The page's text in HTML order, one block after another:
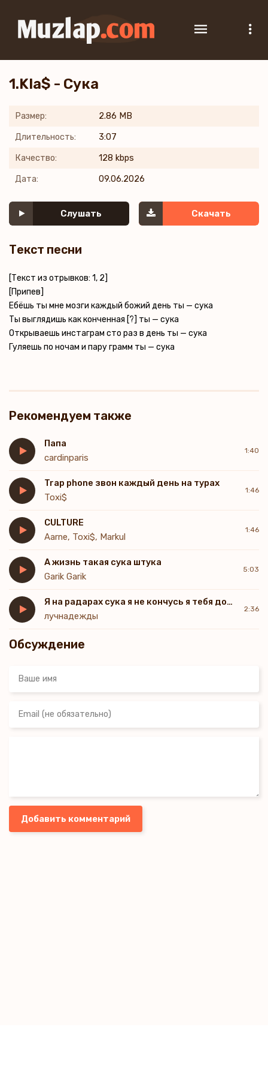
1.Kla$ - Сука
Размер: 2.86 MB
Длительность: 3:07
Качество: 128 kbps
Дата: 09.06.2026
Слушать Скачать
Текст песни
[Текст из отрывков: 1, 2]
[Припев]
Ебёшь ты мне мозги каждый божий день ты — сука
Ты выглядишь как конченная [?] ты — сука
Открываешь инстаграм сто раз в день ты — сука
Гуляешь по ночам и пару грамм ты — сука
Рекомендуем также
Папа
cardinparis
1:40
Trap phone звон каждый день на турах
Toxi$
1:46
CULTURE
Aarne, Toxi$, Markul
1:46
А жизнь такая сука штука
Garik Garik
5:03
Я на радарах сука я не кончусь я тебя достану сука
лучнадежды
2:36
Обсуждение
Добавить комментарий